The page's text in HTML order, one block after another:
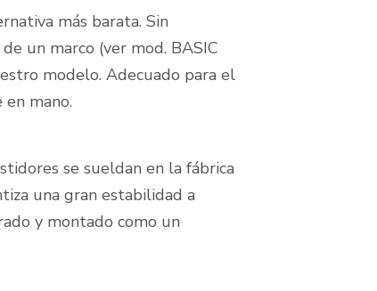
más barata. Sin
un marco (ver mod. BASIC
modelo. Adecuado para el
mano.
se sueldan en la fábrica
una gran estabilidad a
y montado como un